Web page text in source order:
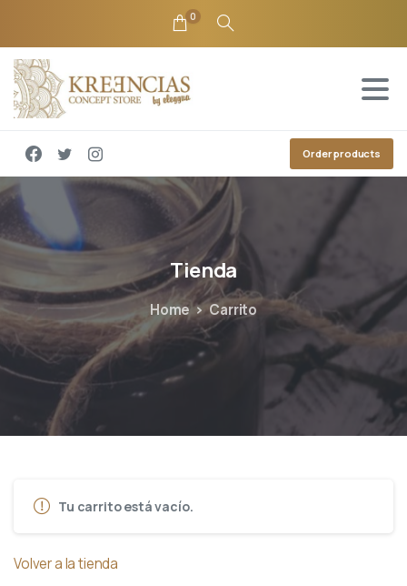
0
Order products
Tienda
Home Carrito
Tu carrito está vacío.
Volver a la tienda